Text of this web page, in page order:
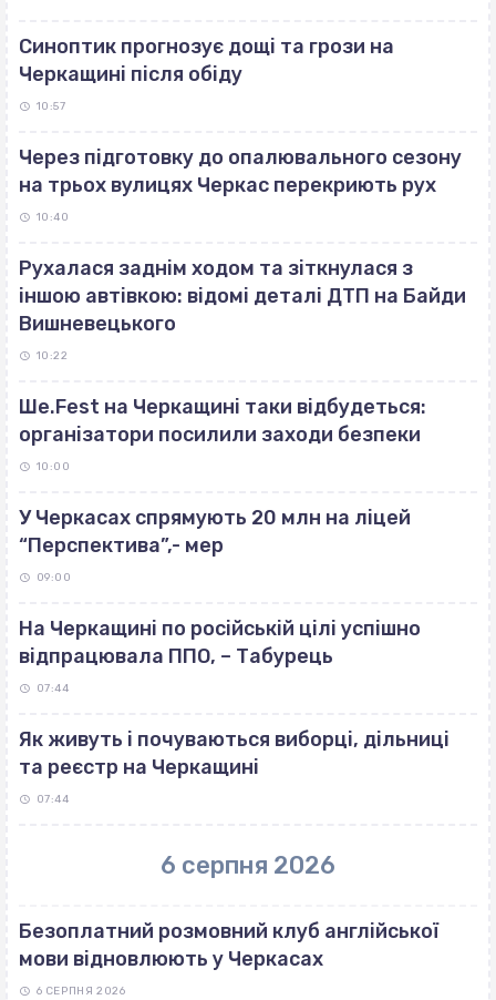
Синоптик прогнозує дощі та грози на
Черкащині після обіду
10:57
Через підготовку до опалювального сезону
на трьох вулицях Черкас перекриють рух
10:40
Рухалася заднім ходом та зіткнулася з
іншою автівкою: відомі деталі ДТП на Байди
Вишневецького
10:22
Ше.Fest на Черкащині таки відбудеться:
організатори посилили заходи безпеки
10:00
У Черкасах спрямують 20 млн на ліцей
“Перспектива”,- мер
09:00
На Черкащині по російській цілі успішно
відпрацювала ППО, – Табурець
07:44
Як живуть і почуваються виборці, дільниці
та реєстр на Черкащині
07:44
6 серпня 2026
Безоплатний розмовний клуб англійської
мови відновлюють у Черкасах
6 СЕРПНЯ 2026